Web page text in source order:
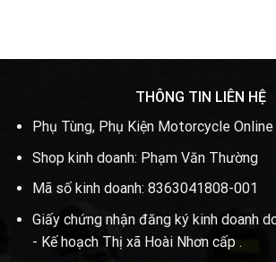
THÔNG TIN LIÊN HỆ
Phụ Tùng, Phụ Kiện Motorcycle
Shop kinh doanh: Phạm Văn Thường
Mã số kinh doanh: 8363041808-001
Giấy chứng nhận đăng ký kinh doanh
- Kế hoạch Thị xã Hoài Nhơn cấp .